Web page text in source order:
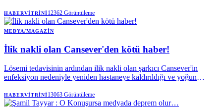
başvurdu. Baba Çiftçi, kızının çalıştığı menajerlik şirketinin de yasal
veli onayı almadan sözleşme yaptığını iddia etti.
HABERVITRINI12362 Görüntüleme
MEDYA/MAGAZIN
İlik nakli olan Cansever'den kötü haber!
Lösemi tedavisinin ardından ilik nakli olan şarkıcı Cansever'in
enfeksiyon nedeniyle yeniden hastaneye kaldırıldığı ve yoğun
HABERVITRINI13063 Görüntüleme